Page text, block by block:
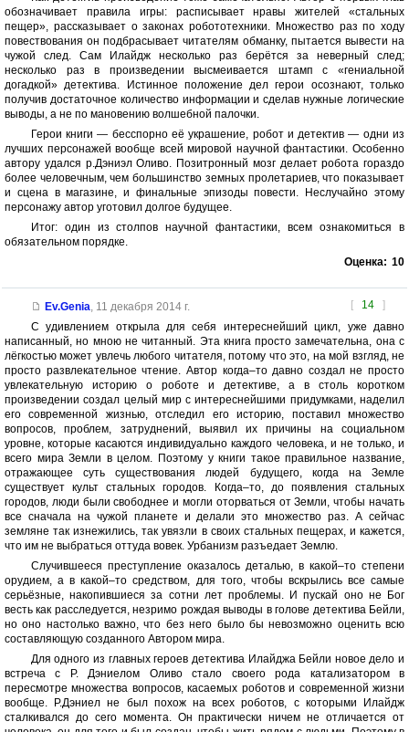
обозначивает правила игры: расписывает нравы жителей «стальных
пещер», рассказывает о законах робототехники. Множество раз по ходу
повествования он подбрасывает читателям обманку, пытается вывести на
чужой след. Сам Илайдж несколько раз берётся за неверный след;
несколько раз в произведении высмеивается штамп с «гениальной
догадкой» детектива. Истинное положение дел герои осознают, только
получив достаточное количество информации и сделав нужные логические
выводы, а не по мановению волшебной палочки.
Герои книги — бесспорно её украшение, робот и детектив — одни из
лучших персонажей вообще всей мировой научной фантастики. Особенно
автору удался р.Дэниэл Оливо. Позитронный мозг делает робота гораздо
более человечным, чем большинство земных пролетариев, что показывает
и сцена в магазине, и финальные эпизоды повести. Неслучайно этому
персонажу автор уготовил долгое будущее.
Итог: один из столпов научной фантастики, всем ознакомиться в
обязательном порядке.
Оценка: 10
[ 14 ]
Ev.Genia, 11 декабря 2014 г.
С удивлением открыла для себя интереснейший цикл, уже давно
написанный, но мною не читанный. Эта книга просто замечательна, она с
лёгкостью может увлечь любого читателя, потому что это, на мой взгляд, не
просто развлекательное чтение. Автор когда–то давно создал не просто
увлекательную историю о роботе и детективе, а в столь коротком
произведении создал целый мир с интереснейшими придумками, наделил
его современной жизнью, отследил его историю, поставил множество
вопросов, проблем, затруднений, выявил их причины на социальном
уровне, которые касаются индивидуально каждого человека, и не только, и
всего мира Земли в целом. Поэтому у книги такое правильное название,
отражающее суть существования людей будущего, когда на Земле
существует культ стальных городов. Когда–то, до появления стальных
городов, люди были свободнее и могли оторваться от Земли, чтобы начать
все сначала на чужой планете и делали это множество раз. А сейчас
земляне так изнежились, так увязли в своих стальных пещерах, и кажется,
что им не выбраться оттуда вовек. Урбанизм разъедает Землю.
Случившееся преступление оказалось деталью, в какой–то степени
орудием, а в какой–то средством, для того, чтобы вскрылись все самые
серьёзные, накопившиеся за сотни лет проблемы. И пускай оно не Бог
весть как расследуется, незримо рождая выводы в голове детектива Бейли,
но оно настолько важно, что без него было бы невозможно оценить всю
составляющую созданного Автором мира.
Для одного из главных героев детектива Илайджа Бейли новое дело и
встреча с Р. Дэниелом Оливо стало своего рода катализатором в
пересмотре множества вопросов, касаемых роботов и современной жизни
вообще. Р.Дэниел не был похож на всех роботов, с которыми Илайдж
сталкивался до сего момента. Он практически ничем не отличается от